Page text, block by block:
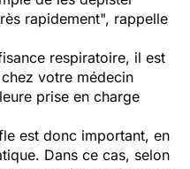
rapidement", rappelle
respiratoire, il est
votre médecin
prise en charge
est donc important, en
Dans ce cas, selon